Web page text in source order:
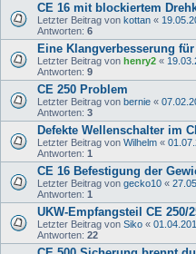
CE 16 mit blockiertem
Letzter Beitrag von kottan «
Antworten: 6
Eine Klangverbesserung für
Letzter Beitrag von henry2 «
Antworten: 9
CE 250 Problem
Letzter Beitrag von bernie «
Antworten: 3
Defekte Wellenschalter im
Letzter Beitrag von Wilhelm «
Antworten: 1
CE 16 Befestigung der
Letzter Beitrag von gecko10 «
Antworten: 1
UKW-Empfangsteil CE 250/
Letzter Beitrag von Siko «
Antworten: 22